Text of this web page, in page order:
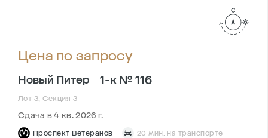
Цена по запросу
Новый Питер 1-к № 116
Лот 3, Секция 3
Сдача в 4 кв. 2026 г.
Проспект Ветеранов 20 мин. на транспорте